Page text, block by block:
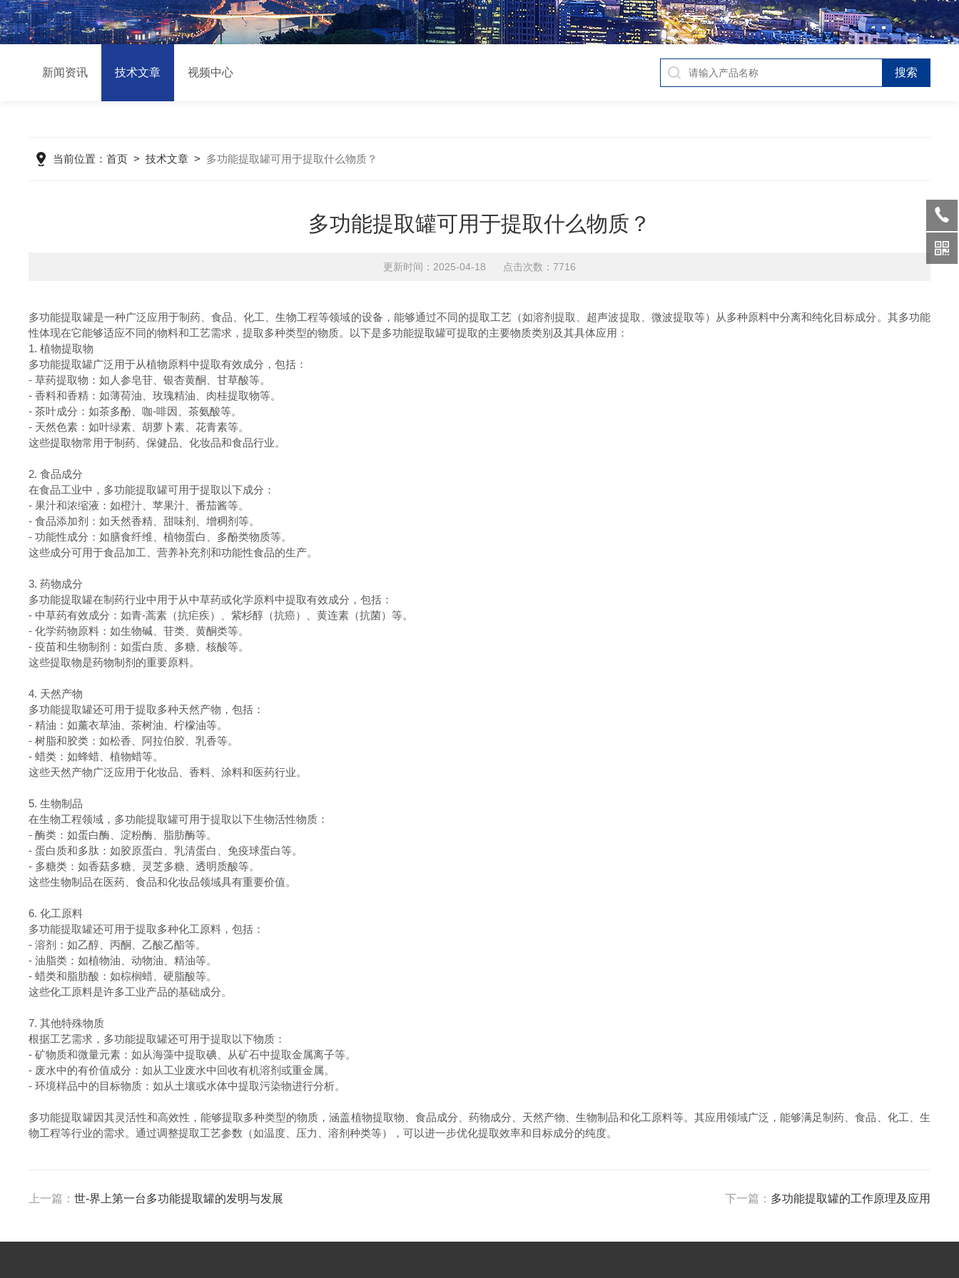
新闻资讯 技术文章 视频中心
当前位置：首页 >技术文章 > 多功能提取罐可用于提取什么物质？
多功能提取罐可用于提取什么物质？
更新时间：2025-04-18 点击次数：7716
多功能提取罐是一种广泛应用于制药、食品、化工、生物工程等领域的设备，能够通过不同的提取工艺（如溶剂提取、超声波提取、微波提取等）从多种原料中分离和纯化目标成分。其多功能
性体现在它能够适应不同的物料和工艺需求，提取多种类型的物质。以下是多功能提取罐可提取的主要物质类别及其具体应用：
1.植物提取物
多功能提取罐广泛用于从植物原料中提取有效成分，包括：
-草药提取物：如人参皂苷、银杏黄酮、甘草酸等。
-香料和香精：如薄荷油、玫瑰精油、肉桂提取物等。
-茶叶成分：如茶多酚、咖-啡因、茶氨酸等。
- 天然色素：如叶绿素、胡萝卜素、花青素等。
这些提取物常用于制药、保健品、化妆品和食品行业。
2.食品成分
在食品工业中，多功能提取罐可用于提取以下成分：
-果汁和浓缩液：如橙汁、苹果汁、番茄酱等。
-食品添加剂：如天然香精、甜味剂、增稠剂等。
-功能性成分：如膳食纤维、植物蛋白、多酚类物质等。
这些成分可用于食品加工、营养补充剂和功能性食品的生产。
3.药物成分
多功能提取罐在制药行业中用于从中草药或化学原料中提取有效成分，包括：
-中草药有效成分：如青-蒿素（抗疟疾）、紫杉醇（抗癌）、黄连素（抗菌）等。
-化学药物原料：如生物碱、苷类、黄酮类等。
-疫苗和生物制剂：如蛋白质、多糖、核酸等。
这些提取物是药物制剂的重要原料。
4. 天然产物
多功能提取罐还可用于提取多种天然产物，包括：
-精油：如薰衣草油、茶树油、柠檬油等。
-树脂和胶类：如松香、阿拉伯胶、乳香等。
-蜡类：如蜂蜡、植物蜡等。
这些天然产物广泛应用于化妆品、香料、涂料和医药行业。
5.生物制品
在生物工程领域，多功能提取罐可用于提取以下生物活性物质：
-酶类：如蛋白酶、淀粉酶、脂肪酶等。
-蛋白质和多肽：如胶原蛋白、乳清蛋白、免疫球蛋白等。
- 多糖类：如香菇多糖、灵芝多糖、透明质酸等。
这些生物制品在医药、食品和化妆品领域具有重要价值。
6.化工原料
多功能提取罐还可用于提取多种化工原料，包括：
-溶剂：如乙醇、丙酮、乙酸乙酯等。
-油脂类：如植物油、动物油、精油等。
-蜡类和脂肪酸：如棕榈蜡、硬脂酸等。
这些化工原料是许多工业产品的基础成分。
7.其他特殊物质
根据工艺需求，多功能提取罐还可用于提取以下物质：
-矿物质和微量元素：如从海藻中提取碘、从矿石中提取金属离子等。
- 废水中的有价值成分：如从工业废水中回收有机溶剂或重金属。
-环境样品中的目标物质：如从土壤或水体中提取污染物进行分析。
多功能提取罐因其灵活性和高效性，能够提取多种类型的物质，涵盖植物提取物、食品成分、药物成分、天然产物、生物制品和化工原料等。其应用领域广泛，能够满足制药、食品、化工、生
物工程等行业的需求。通过调整提取工艺参数（如温度、压力、溶剂种类等），可以进一步优化提取效率和目标成分的纯度。
上一篇：世-界上第一台多功能提取罐的发明与发展 下一篇： 多功能提取罐的工作原理及应用